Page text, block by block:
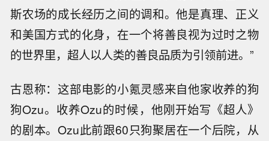
斯农场的成长经历之间的调和。他是真理、正义
和美国方式的化身，在一个将善良视为过时之物
的世界里，超人以人类的善良品质为引领前进。”
古恩称：这部电影的小氪灵感来自他家收养的狗
狗Ozu。收养Ozu的时候，他刚开始写《超人》
的剧本。Ozu此前跟60只狗聚居在一个后院，从